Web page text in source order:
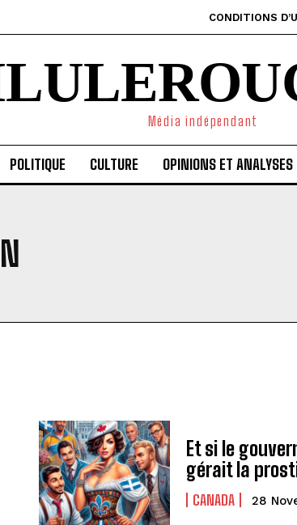
CONDITIONS
Média indépendant
POLITIQUE CULTURE OPINIONS ET ANALYSES
Et si le
gérait la
CANADA 28